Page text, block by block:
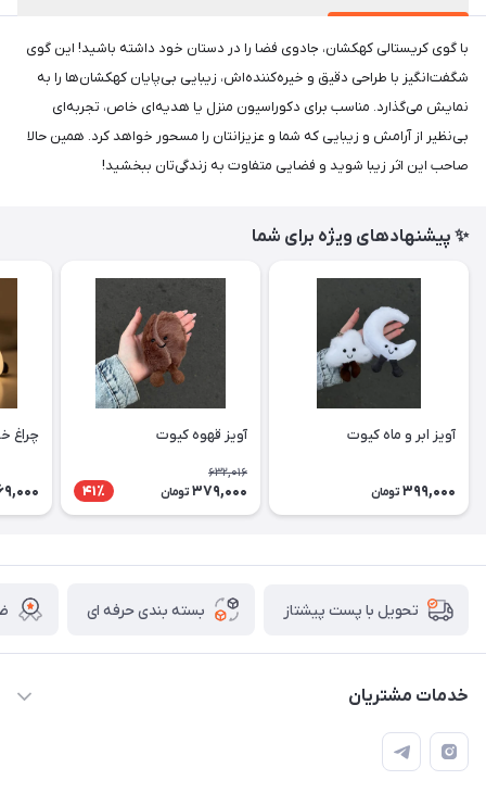
با گوی کریستالی کهکشان، جادوی فضا را در دستان خود داشته باشید! این گوی
شگفت‌انگیز با طراحی دقیق و خیره‌کننده‌اش، زیبایی بی‌پایان کهکشان‌ها را به
نمایش می‌گذارد. مناسب برای دکوراسیون منزل یا هدیه‌ای خاص، تجربه‌ای
بی‌نظیر از آرامش و زیبایی که شما و عزیزانتان را مسحور خواهد کرد. همین حالا
صاحب این اثر زیبا شوید و فضایی متفاوت به زندگی‌تان ببخشید!
✨ پیشنهادهای ویژه برای شما
آویز ابر و ماه کیوت
399,000 تومان
آویز قهوه کیوت
632,016
379,000 تومان 41٪
چراغ
تحویل با پست پیشتاز بسته بندی حرفه ای
خدمات مشتریان
قوانین
تماس با ما